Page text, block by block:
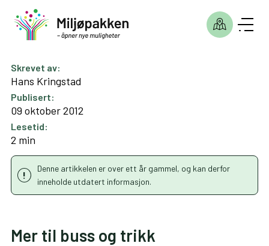
Skrevet av:
Hans Kringstad
Publisert:
09 oktober 2012
Lesetid:
2 min
Denne artikkelen er over ett år gammel, og kan derfor
inneholde utdatert informasjon.
Mer til buss og trikk